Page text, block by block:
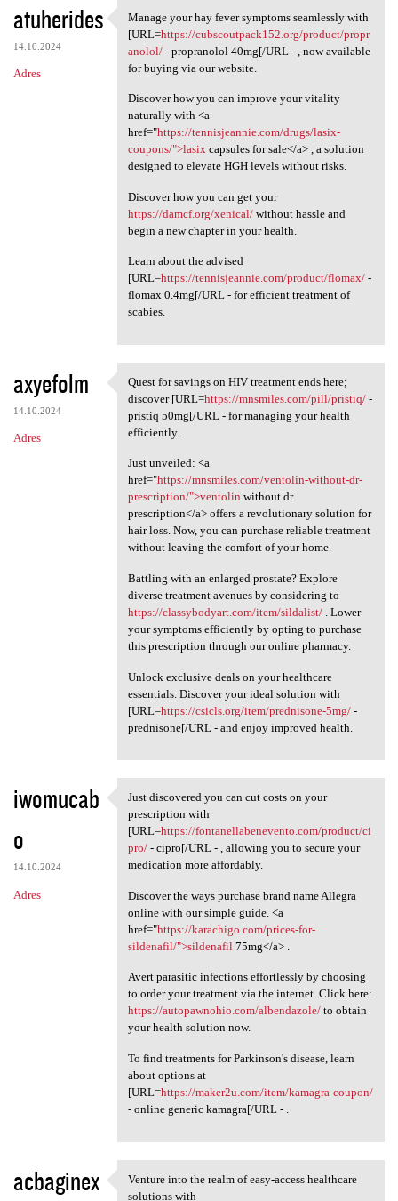
atuherides
14.10.2024
Adres
Manage your hay fever
Manage your hay fever symptoms seamlessly with
[URL=https://cubscoutpack152.org/product/propr
anolol/- propranolol 40mg[/URL - , now available
for buying via our website.
Discover how you can improve your vitality
naturally with <a
href="https://tennisjeannie.com/drugs/lasix-
coupons/">lasixcapsules for sale</a> , a solution
designed to elevate HGH levels without risks.
Discover how you can get your
https://damcf.org/xenical/without hassle and
begin a new chapter in your health.
Learn about the advised
[URL=https://tennisjeannie.com/product/flomax/-
flomax 0.4mg[/URL - for efficient treatment of
scabies.
axyefolm
14.10.2024
Adres
Quest for savings on HIV
Quest for savings on HIV treatment ends here;
discover [URL=https://mnsmiles.com/pill/pristiq/-
pristiq 50mg[/URL - for managing your health
efficiently.
Just unveiled: <a
href="https://mnsmiles.com/ventolin-without-dr-
prescription/">ventolin without dr
prescription</a> offers a revolutionary solution for
hair loss. Now, you can purchase reliable treatment
without leaving the comfort of your home.
Battling with an enlarged prostate? Explore
diverse treatment avenues by considering to
https://classybodyart.com/item/sildalist/. Lower
your symptoms efficiently by opting to purchase
this prescription through our online pharmacy.
Unlock exclusive deals on your healthcare
essentials. Discover your ideal solution with
[URL=https://csicls.org/item/prednisone-5mg/-
prednisone[/URL - and enjoy improved health.
iwomucab
o
14.10.2024
Adres
Just discovered you can cut
Just discovered you can cut costs on your
prescription with
[URL=https://fontanellabenevento.com/product/ci
pro/- cipro[/URL - , allowing you to secure your
medication more affordably.
Discover the ways purchase brand name Allegra
online with our simple guide. <a
href="https://karachigo.com/prices-for-
sildenafil/">sildenafil 75mg</a> .
Avert parasitic infections effortlessly by choosing
to order your treatment via the internet. Click here:
https://autopawnohio.com/albendazole/to obtain
your health solution now.
To find treatments for Parkinson's disease, learn
about options at
[URL=https://maker2u.com/item/kamagra-coupon/
- online generic kamagra[/URL - .
acbaginex Venture into the realm of
Venture into the realm of easy-access healthcare
solutions with